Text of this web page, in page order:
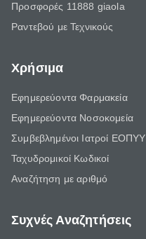
Προσφορές 11888 giaola
Ραντεβού με Τεχνικούς
Χρήσιμα
Εφημερεύοντα Φαρμακεία
Εφημερεύοντα Νοσοκομεία
Συμβεβλημένοι Ιατροί ΕΟΠΥΥ
Ταχυδρομικοί Κωδικοί
Αναζήτηση με αριθμό
Συχνές Αναζητήσεις